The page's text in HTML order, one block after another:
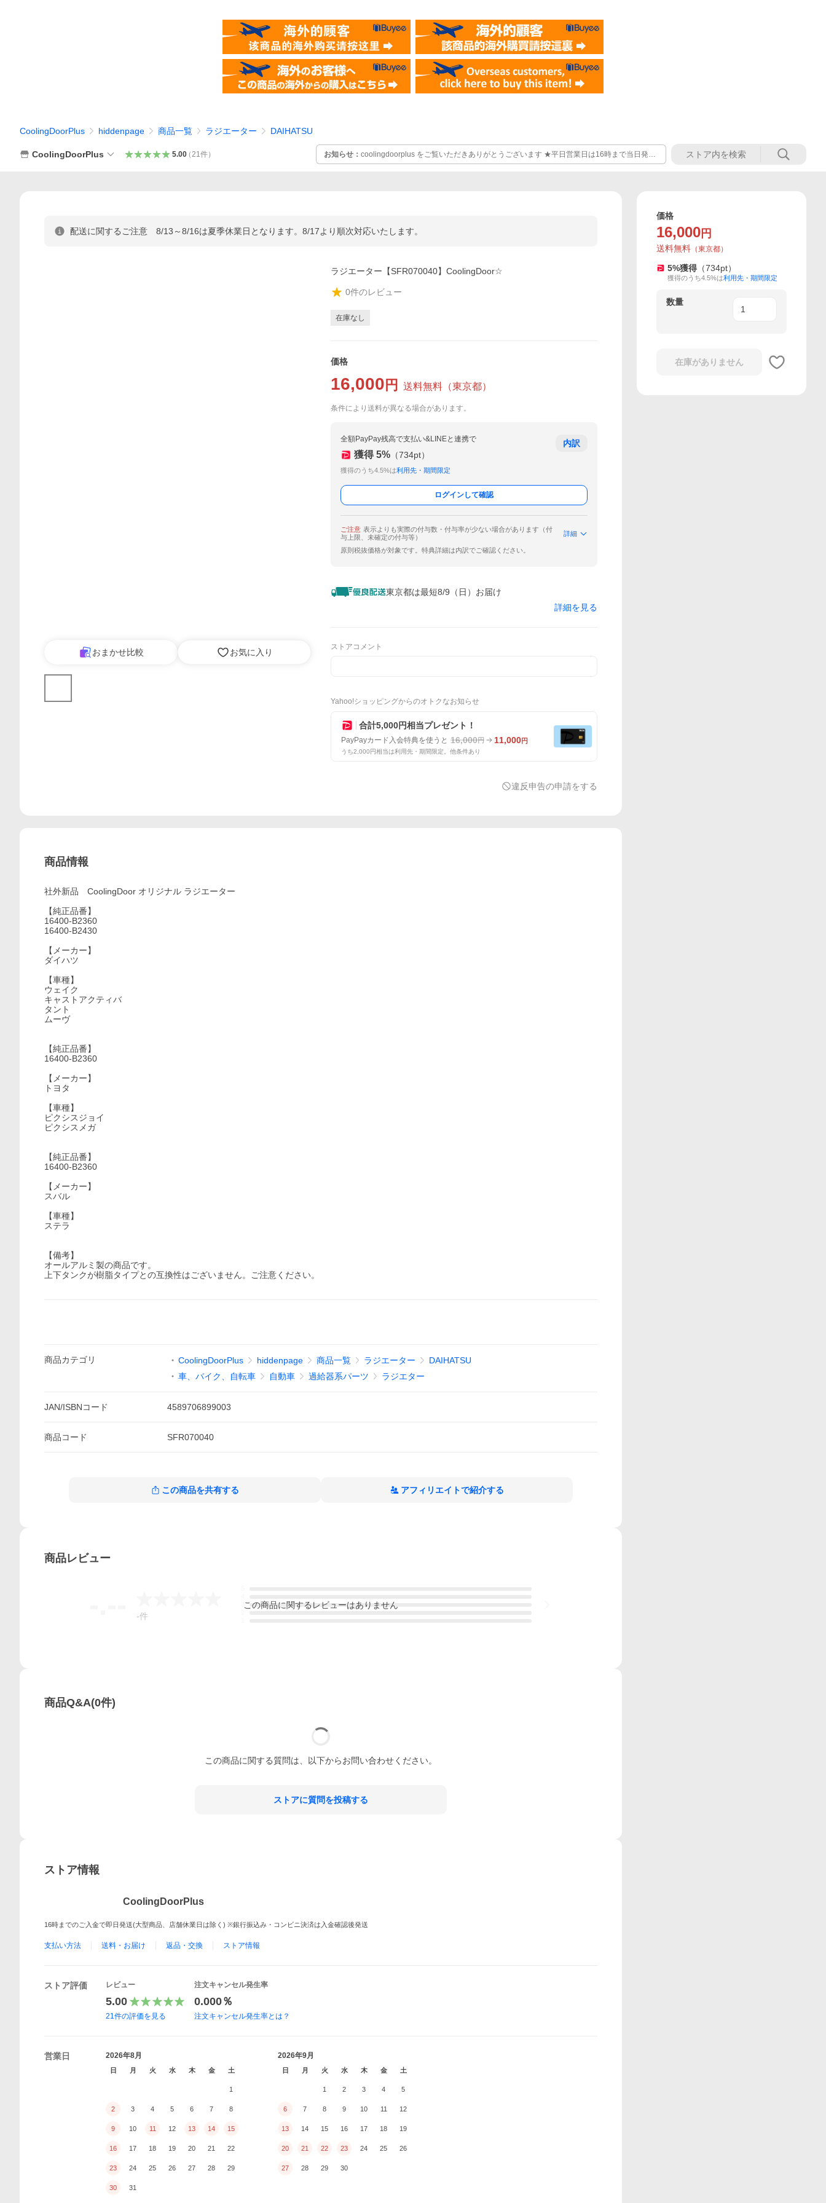
CoolingDoorPlus hiddenpage 商品一覧 ラジエーター DAIHATSU
CoolingDoorPlus 5.00（21件） お知らせ： coolingdoorplus をご覧いただきありがとうございます ★平日営業日は16時まで当日発送
可能 ※大型商品を除く ★大型商品は平日営業日、15時まで 土曜日営業日は14時まで当日発送可能。
配送に関するご注意 8/13～8/16は夏季休業日となります。8/17より順次対応いたします。
おまかせ比較 お気に入り
ラジエーター【SFR070040】CoolingDoor☆
0件のレビュー
在庫なし
価格
16,000 円 送料無料 （東京都）
条件により送料が異なる場合があります。
全額PayPay残高で支払い&LINEと連携で
獲得 5% （734pt）
獲得のうち4.5%は利用先・期間限定
内訳
ログインして確認
ご注意 表示よりも実際の付与数・付与率が少ない場合があります（付
与上限、未確定の付与等）
詳細
原則税抜価格が対象です。特典詳細は内訳でご確認ください。
東京都は最短8/9（日）お届け
詳細を見る
ストアコメント
Yahoo!ショッピングからのオトクなお知らせ
合計5,000円相当プレゼント！
PayPayカード入会特典を使うと 16,000円 11,000円
うち2,000円相当は利用先・期間限定。他条件あり
違反申告の申請をする
商品情報
社外新品 CoolingDoor オリジナル ラジエーター
【純正品番】
16400-B2360
16400-B2430
【メーカー】
ダイハツ
【車種】
ウェイク
キャストアクティバ
タント
ムーヴ
【純正品番】
16400-B2360
【メーカー】
トヨタ
【車種】
ピクシスジョイ
ピクシスメガ
【純正品番】
16400-B2360
【メーカー】
スバル
【車種】
ステラ
【備考】
オールアルミ製の商品です。
上下タンクが樹脂タイプとの互換性はございません。ご注意ください。
商品カテゴリ CoolingDoorPlus hiddenpage 商品一覧 ラジエーター
DAIHATSU
車、バイク、自転車
自動車 過給器系パーツ ラジエター
JAN/ISBNコード 4589706899003
商品コード SFR070040
この商品を共有する アフィリエイトで紹介する
商品レビュー
-件
この商品に関するレビューはありません
商品Q&A(0件)
この商品に関する質問は、以下からお問い合わせください。
ストアに質問を投稿する
ストア情報
CoolingDoorPlus
16時までのご入金で即日発送(大型商品、店舗休業日は除く) ※銀行振込み・コンビニ決済は入金確認後発送
支払い方法 送料・お届け 返品・交換 ストア情報
ストア評価 レビュー
5.00
21件の評価を見る
注文キャンセル発生率
0.000％
注文キャンセル発生率とは？
営業日 2026年8月
日 月 火 水 木 金 土
1
2 3 4 5 6 7 8
9 10 11 12 13 14 15
16 17 18 19 20 21 22
23 24 25 26 27 28 29
30 31
2026年9月
日 月 火 水 木 金 土
1 2 3 4 5
6 7 8 9 10 11 12
13 14 15 16 17 18 19
20 21 22 23 24 25 26
27 28 29 30
価格
16,000 円
送料無料 （東京都）
5%獲得 （734pt）
獲得のうち4.5%は利用先・期間限定
数量
在庫がありません